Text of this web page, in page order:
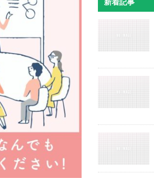
新着記事